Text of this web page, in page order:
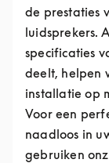
de prestaties
luidsprekers.
specificaties
deelt, helpen
installatie op
Voor een
naadloos in
gebruiken